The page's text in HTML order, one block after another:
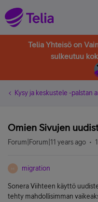
Telia Yhteisö on
sulkeutuu
Kysy ja keskustele -palstan
Omien Sivujen
Forum|Forum|11 years ago
M migration
Sonera Viihteen käyttö
tehty mahdollisimman